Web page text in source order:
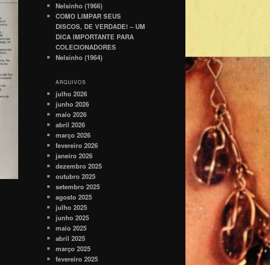
Nelsinho (1966)
COMO LIMPAR SEUS
DISCOS, DE VERDADE! – UM
DICA IMPORTANTE PARA
COLECIONADORES
Nelsinho (1964)
ARQUIVOS
julho 2026
junho 2026
maio 2026
abril 2026
março 2026
fevereiro 2026
janeiro 2026
dezembro 2025
outubro 2025
setembro 2025
agosto 2025
julho 2025
junho 2025
maio 2025
abril 2025
março 2025
fevereiro 2025